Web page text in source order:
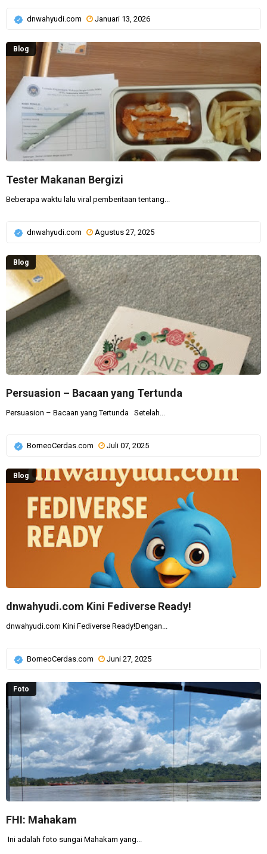
dnwahyudi.com Januari 13, 2026
Tester Makanan Bergizi
Blog
Beberapa waktu lalu viral pemberitaan tentang...
dnwahyudi.com Agustus 27, 2025
Persuasion – Bacaan yang Tertunda
Blog
Persuasion – Bacaan yang Tertunda Setelah...
BorneoCerdas.com Juli 07, 2025
dnwahyudi.com Kini Fediverse Ready!
Blog
dnwahyudi.com Kini Fediverse Ready!Dengan...
BorneoCerdas.com Juni 27, 2025
FHI: Mahakam
Foto
Ini adalah foto sungai Mahakam yang...